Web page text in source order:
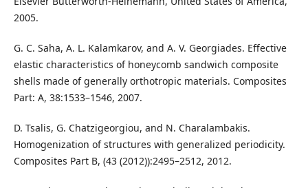
2005.
G. C. Saha, A. L. Kalamkarov, and A. V. Georgiades. Effective
elastic characteristics of honeycomb sandwich composite
shells made of generally orthotropic materials. Composites
Part: A, 38:1533–1546, 2007.
D. Tsalis, G. Chatzigeorgiou, and N. Charalambakis.
Homogenization of structures with generalized periodicity.
Composites Part B, (43 (2012)):2495–2512, 2012.